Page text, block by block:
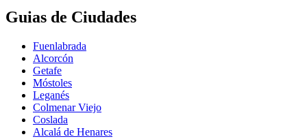
Guias de Ciudades
Fuenlabrada
Alcorcón
Getafe
Móstoles
Leganés
Colmenar Viejo
Coslada
Alcalá de Henares